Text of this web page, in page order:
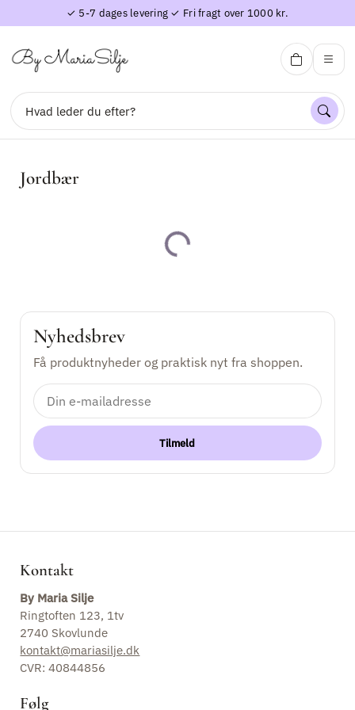
✓ 5-7 dages levering ✓ Fri fragt over 1000 kr.
Øreringe
Kontakt
Jordbær
Indlæser...
Nyhedsbrev
Få produktnyheder og praktisk nyt fra shoppen.
Tilmeld
Kontakt
By Maria Silje
Ringtoften 123, 1tv
2740 Skovlunde
kontakt@mariasilje.dk
CVR: 40844856
Følg